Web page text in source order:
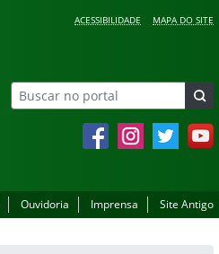
ACESSIBILIDADE MAPA DO SITE
FacebookInstagramTwitter YouTube
Ouvidoria Imprensa Site Antigo